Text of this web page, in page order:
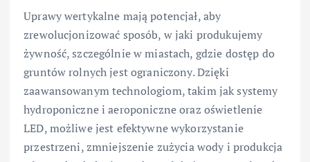
Uprawy wertykalne mają potencjał, aby
zrewolucjonizować sposób, w jaki produkujemy
żywność, szczególnie w miastach, gdzie dostęp do
gruntów rolnych jest ograniczony. Dzięki
zaawansowanym technologiom, takim jak systemy
hydroponiczne i aeroponiczne oraz oświetlenie
LED, możliwe jest efektywne wykorzystanie
przestrzeni, zmniejszenie zużycia wody i produkcja